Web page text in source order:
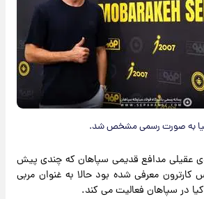
به صورت رسمی مشخص شد.
عقیلی مدافع قدیمی سپاهان که چندی پیش
کارترون معرفی شده بود حالا به غنوان مربی
در سپاهان فعالیت می کند.